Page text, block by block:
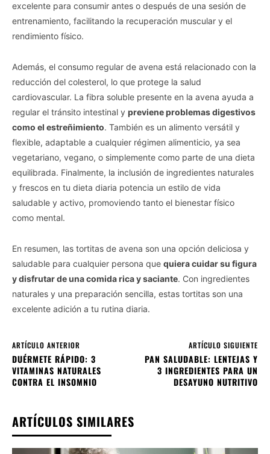
excelente para consumir antes o después de una sesión de
entrenamiento, facilitando la recuperación muscular y el
rendimiento físico.
Además, el consumo regular de avena está relacionado con la
reducción del colesterol, lo que protege la salud
cardiovascular. La fibra soluble presente en la avena ayuda a
regular el tránsito intestinal y previene problemas digestivos
como el estreñimiento. También es un alimento versátil y
flexible, adaptable a cualquier régimen alimenticio, ya sea
vegetariano, vegano, o simplemente como parte de una dieta
equilibrada. Finalmente, la inclusión de ingredientes naturales
y frescos en tu dieta diaria potencia un estilo de vida
saludable y activo, promoviendo tanto el bienestar físico
como mental.
En resumen, las tortitas de avena son una opción deliciosa y
saludable para cualquier persona que quiera cuidar su figura
y disfrutar de una comida rica y saciante. Con ingredientes
naturales y una preparación sencilla, estas tortitas son una
excelente adición a tu rutina diaria.
ARTÍCULO ANTERIOR
DUÉRMETE RÁPIDO: 3
VITAMINAS NATURALES
CONTRA EL INSOMNIO
ARTÍCULO SIGUIENTE
PAN SALUDABLE: LENTEJAS Y
3 INGREDIENTES PARA UN
DESAYUNO NUTRITIVO
ARTÍCULOS SIMILARES